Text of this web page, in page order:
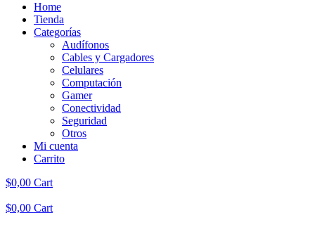
Home
Tienda
Categorías
Audífonos
Cables y Cargadores
Celulares
Computación
Gamer
Conectividad
Seguridad
Otros
Mi cuenta
Carrito
$0,00 Cart
$0,00 Cart